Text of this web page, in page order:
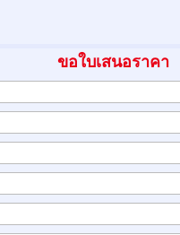
ขอใบเสนอราคา